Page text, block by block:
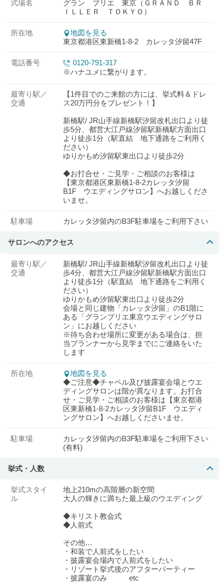
式場名
グラン ブリエ 東京（ＧＲＡＮＤ ＢＲ
ＩＬＬＥＲ ＴＯＫＹＯ）
所在地
地図を見る
東京都港区東新橋1-8-2 カレッタ汐留47F
電話番号
0120-791-317
※ハナユメに繋がります。
最寄り駅／
交通
【1件目でのご来館の方には、挙式料＆ドレ
ス20万円分をプレゼント！】
新橋駅/ JR山手線新橋駅汐留改札出口より徒
歩5分、都営大江戸線汐留駅新橋駅方面出口
より徒歩1分（駅直結 地下通路をご利用く
ださい）
ゆりかもめ汐留駅東出口より徒歩2分
◆お打合せ・ご見学・ご相談のお客様は
【東京都港区東新橋1-8-2カレッタ汐留
B1F ウエディングサロン】へお越しくださ
いませ。
駐車場 カレッタ汐留内のB3F駐車場をご利用下さい
サロンへのアクセス
最寄り駅／
交通
新橋駅/ JR山手線新橋駅汐留改札出口より徒
歩4分、都営大江戸線汐留駅新橋駅方面出口
より徒歩1分（駅直結 地下通路をご利用く
ださい）
ゆりかもめ汐留駅東出口より徒歩2分
会場と同じ建物「カレッタ汐留」のB1階に
ある「グランブリエ東京ウエディングサロ
ン」にお越しください
※待ち合わせ場所に変更がある場合は、担
当プランナーから見学までにご連絡をいた
します
所在地
地図を見る
◆ご注意◆チャペル及び披露宴会場とウエ
ディングサロンは階が異なります。お打合
せ・ご見学・ご相談のお客様は【東京都港
区東新橋1-8-2カレッタ汐留B1F ウエディ
ングサロン】へお越しくださいませ。
駐車場
カレッタ汐留内のB3F駐車場をご利用下さい
(有料)
挙式・人数
挙式スタイ
ル
地上210mの高階層の新空間
大人の輝きに満ちた最上級のウエディング
◆キリスト教会式
◆人前式
その他…
・和装で人前式をしたい
・披露宴会場内で人前式をしたい
・リゾート挙式後のアフターパーティー
・披露宴のみ etc